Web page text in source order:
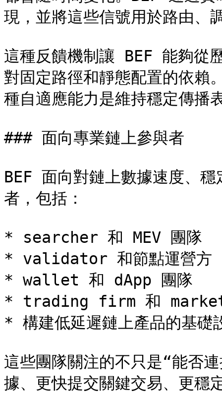
現，並將這些信號用於路由、
這種反饋機制讓 BEF 能夠從
對固定路徑和靜態配置的依賴
種自適應能力是維持穩定傳播
### 面向專業鏈上參與者
BEF 面向對鏈上數據速度、
者，包括：
* searcher 和 MEV 團隊
* validator 和節點運營方
* wallet 和 dApp 團隊
* trading firm 和
* 構建低延遲鏈上產品的基礎
這些團隊關注的不只是“能否
據、更快提交關鍵交易、更穩